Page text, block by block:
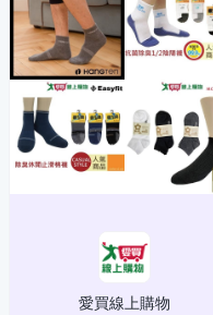
愛買線上購物